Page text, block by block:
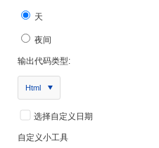
天
夜间
输出代码类型:
Html
选择自定义日期
自定义小工具